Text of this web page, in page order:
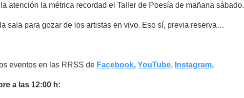
atención la métrica recordad el Taller de Poesía de mañana sábado.
sala para gozar de los artistas en vivo. Eso sí, previa reserva…
eventos en las RRSS de Facebook, YouTube, Instagram.
a las 12:00 h: